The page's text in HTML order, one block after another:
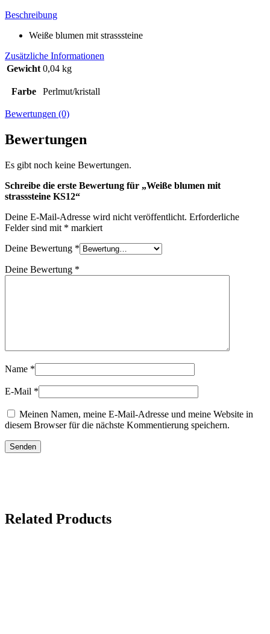
Beschreibung
Weiße blumen mit strasssteine
Zusätzliche Informationen
Gewicht 0,04 kg
Farbe Perlmut/kristall
Bewertungen (0)
Bewertungen
Es gibt noch keine Bewertungen.
Schreibe die erste Bewertung für „Weiße blumen mit
strasssteine KS12“
Deine E-Mail-Adresse wird nicht veröffentlicht. Erforderliche
Felder sind mit * markiert
Deine Bewertung *
Deine Bewertung *
Name *
E-Mail *
Meinen Namen, meine E-Mail-Adresse und meine Website in
diesem Browser für die nächste Kommentierung speichern.
Related Products